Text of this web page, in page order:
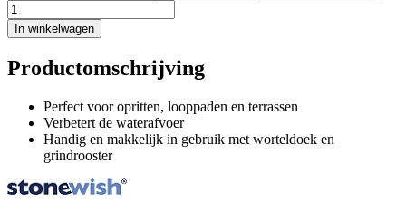
In winkelwagen
Productomschrijving
Perfect voor opritten, looppaden en terrassen
Verbetert de waterafvoer
Handig en makkelijk in gebruik met worteldoek en
grindrooster